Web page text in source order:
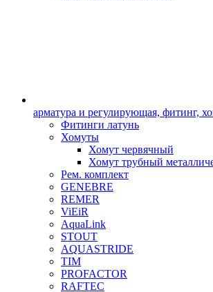
арматура и регулирующая, фитинг,
Фитинги латунь
Хомуты
Хомут червячный
Хомут трубный
Рем. комплект
GENEBRE
REMER
ViEiR
AquaLink
STOUT
AQUASTRIDE
TIM
PROFACTOR
RAFTEC